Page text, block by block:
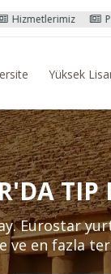
Pasaport
Yüksek
TIP
Eurostar
en fazla